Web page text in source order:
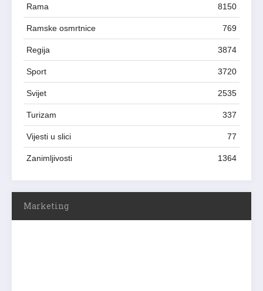
Rama 8150
Ramske osmrtnice 769
Regija 3874
Sport 3720
Svijet 2535
Turizam 337
Vijesti u slici 77
Zanimljivosti 1364
Marketing